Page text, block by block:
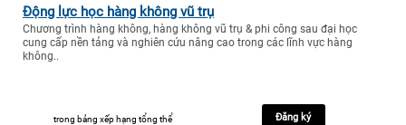
Động lực học hàng không vũ trụ
Chương trình hàng không, hàng không vũ trụ & phi công sau đại học
cung cấp nền tảng và nghiên cứu nâng cao trong các lĩnh vực hàng
không..
trong bảng xếp hạng tổng thể Đăng ký